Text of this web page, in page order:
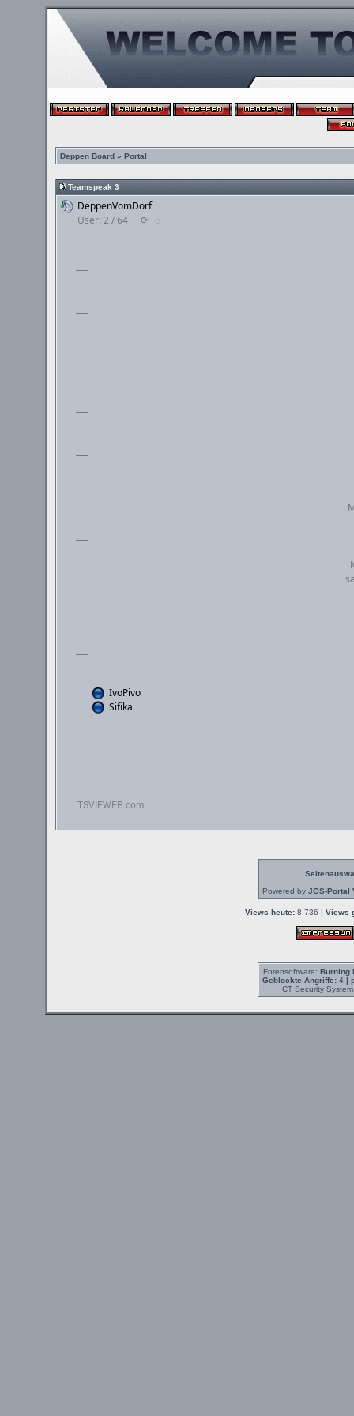
Deppen Board» Portal
Teamspeak 3
DeppenVomDorf
User: 2 / 64
⟳ ◌
IvoPivo
Sifika
Powered by JGS-Portal
Views heute: 8.736 | Views
Forensoftware: Burning
Geblockte Angriffe:4 |
CT Security